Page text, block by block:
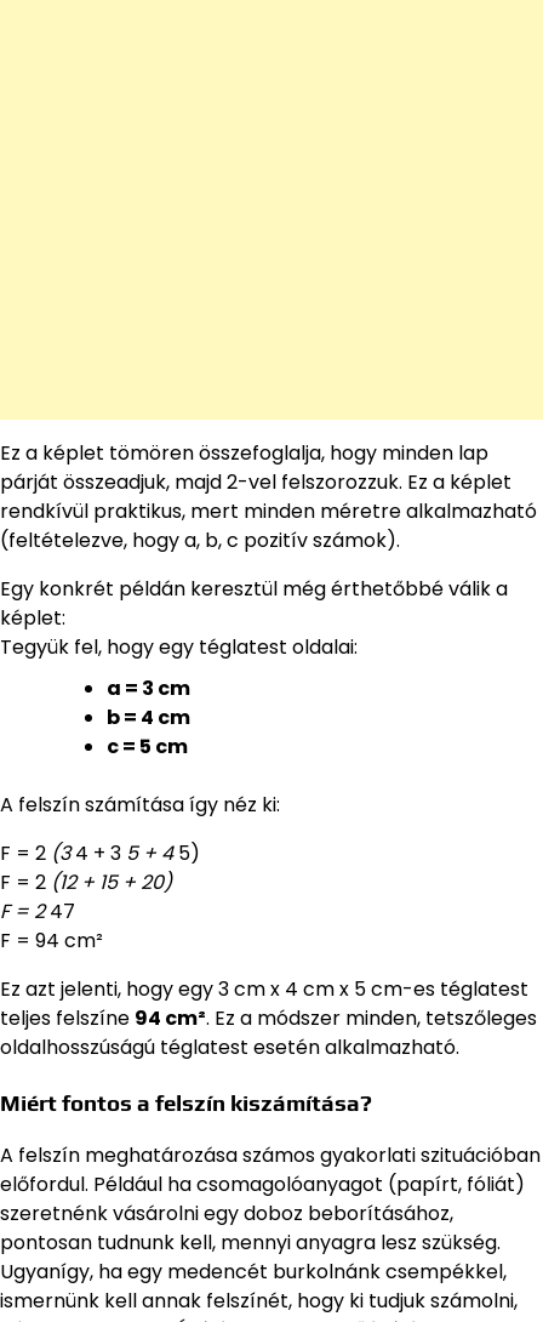
Ez a képlet tömören összefoglalja, hogy minden lap
párját összeadjuk, majd 2-vel felszorozzuk. Ez a képlet
rendkívül praktikus, mert minden méretre alkalmazható
(feltételezve, hogy a, b, c pozitív számok).
Egy konkrét példán keresztül még érthetőbbé válik a
képlet:
Tegyük fel, hogy egy téglatest oldalai:
a = 3 cm
b = 4 cm
c = 5 cm
A felszín számítása így néz ki:
F = 2 (34 + 3 5 + 45)
F = 2 (12 + 15 + 20)
F = 247
F = 94 cm²
Ez azt jelenti, hogy egy 3 cm x 4 cm x 5 cm-es téglatest
teljes felszíne 94 cm². Ez a módszer minden, tetszőleges
oldalhosszúságú téglatest esetén alkalmazható.
Miért fontos a felszín kiszámítása?
A felszín meghatározása számos gyakorlati szituációban
előfordul. Például ha csomagolóanyagot (papírt, fóliát)
szeretnénk vásárolni egy doboz beborításához,
pontosan tudnunk kell, mennyi anyagra lesz szükség.
Ugyanígy, ha egy medencét burkolnánk csempékkel,
ismernünk kell annak felszínét, hogy ki tudjuk számolni,